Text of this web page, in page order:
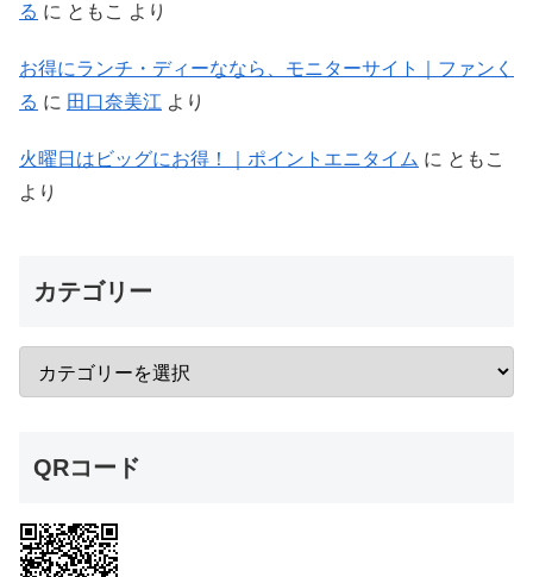
る に ともこ より
お得にランチ・ディーななら、モニターサイト｜ファンく
る に 田口奈美江 より
火曜日はビッグにお得！｜ポイントエニタイム に ともこ
より
カテゴリー
QRコード